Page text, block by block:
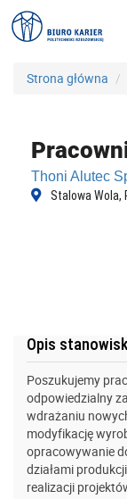
Strona główna
Thoni Alutec
Stalowa Wola,
Opis
Poszukujemy
odpowiedzialny
wdrażaniu
modyfikację
opracowywanie
działami
realizacji